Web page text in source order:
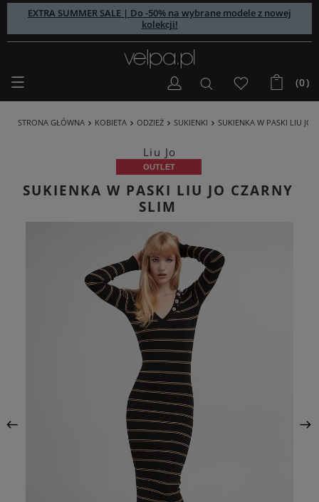
EXTRA SUMMER SALE | Do -50% na wybrane modele z nowej
kolekcji!
(0)
STRONA GŁÓWNA KOBIETA ODZIEŻ SUKIENKI SUKIENKA W PASKI LIU JO
Liu Jo
OUTLET
SUKIENKA W PASKI LIU JO CZARNY
SLIM